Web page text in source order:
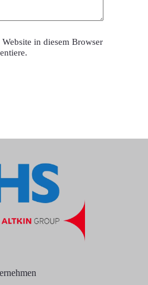
in diesem Browser